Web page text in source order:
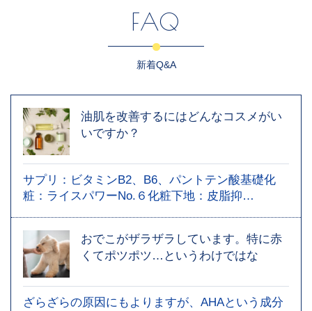
FAQ
新着Q&A
油肌を改善するにはどんなコスメがい
いですか？
サプリ：ビタミンB2、B6、パントテン酸基礎化
粧：ライスパワーNo.６化粧下地：皮脂抑…
おでこがザラザラしています。特に赤
くてポツポツ…というわけではな
ざらざらの原因にもよりますが、AHAという成分